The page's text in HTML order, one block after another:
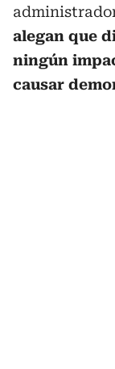
alegan que
ningún
causar